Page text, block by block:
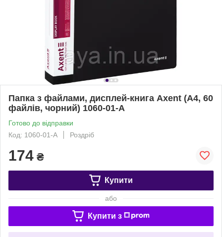
Папка з файлами, дисплей-книга Axent (A4, 60
файлів, чорний) 1060-01-A
Готово до відправки
Код: 1060-01-A
Роздріб
174 ₴
Купити
або
Купити з